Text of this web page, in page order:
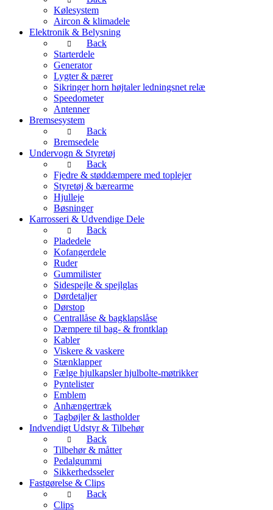
Kølesystem
Aircon & klimadele
Elektronik & Belysning
Back
Starterdele
Generator
Lygter & pærer
Sikringer horn højtaler ledningsnet relæ
Speedometer
Antenner
Bremsesystem
Back
Bremsedele
Undervogn & Styretøj
Back
Fjedre & støddæmpere med toplejer
Styretøj & bærearme
Hjulleje
Bøsninger
Karrosseri & Udvendige Dele
Back
Pladedele
Kofangerdele
Ruder
Gummilister
Sidespejle & spejlglas
Dørdetaljer
Dørstop
Centrallåse & bagklapslåse
Dæmpere til bag- & frontklap
Kabler
Viskere & vaskere
Stænklapper
Fælge hjulkapsler hjulbolte-møtrikker
Pyntelister
Emblem
Anhængertræk
Tagbøjler & lastholder
Indvendigt Udstyr & Tilbehør
Back
Tilbehør & måtter
Pedalgummi
Sikkerhedsseler
Fastgørelse & Clips
Back
Clips